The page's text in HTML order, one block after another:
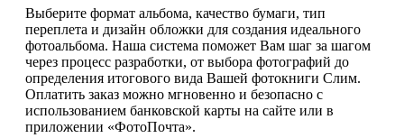
Выберите формат альбома, качество бумаги, тип
переплета и дизайн обложки для создания идеального
фотоальбома. Наша система поможет Вам шаг за шагом
через процесс разработки, от выбора фотографий до
определения итогового вида Вашей фотокниги Слим.
Оплатить заказ можно мгновенно и безопасно с
использованием банковской карты на сайте или в
приложении «ФотоПочта».